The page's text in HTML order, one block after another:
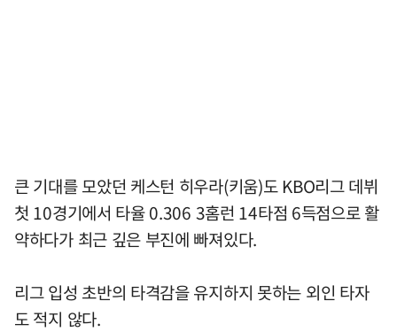
큰 기대를 모았던 케스턴 히우라(키움)도 KBO리그 데뷔
첫 10경기에서 타율 0.306 3홈런 14타점 6득점으로 활
약하다가 최근 깊은 부진에 빠져있다.
리그 입성 초반의 타격감을 유지하지 못하는 외인 타자
도 적지 않다.